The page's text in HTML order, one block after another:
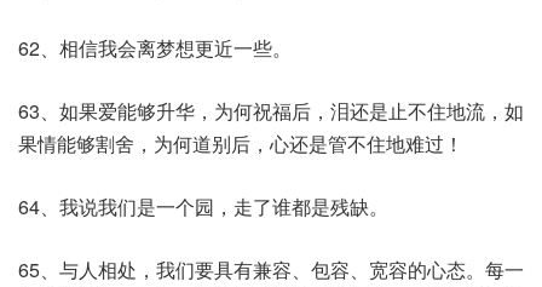
62、相信我会离梦想更近一些。
63、如果爱能够升华，为何祝福后，泪还是止不住地流，如
果情能够割舍，为何道别后，心还是管不住地难过！
64、我说我们是一个园，走了谁都是残缺。
65、与人相处，我们要具有兼容、包容、宽容的心态。每一